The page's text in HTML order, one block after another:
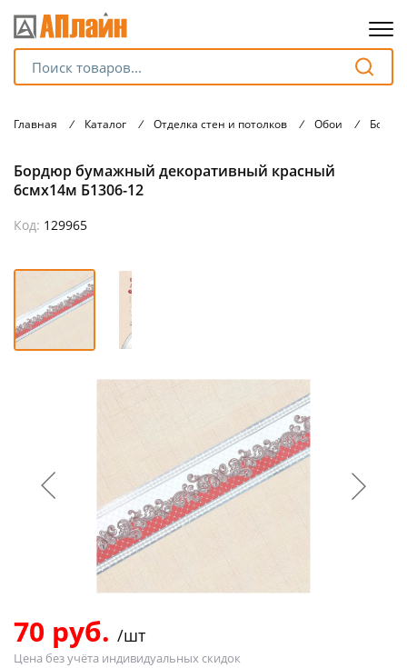
Главная / Каталог / Отделка стен и потолков / Обои /
Бордюр бумажный декоративный красный
6смх14м Б1306-12
Код: 129965
70 руб. /шт
Цена без учёта индивидуальных скидок
оплатуна части
График платежей
Сегодня
25%
Оплачивайте сегодня только
% картой любого банка
выбранный способом